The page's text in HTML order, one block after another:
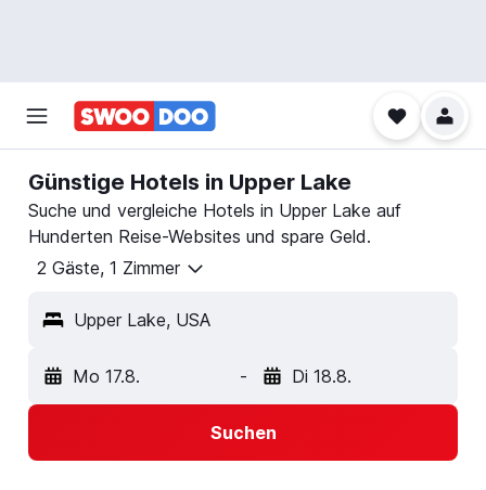
Günstige Hotels in Upper Lake
Suche und vergleiche Hotels in Upper Lake auf
Hunderten Reise-Websites und spare Geld.
2 Gäste, 1 Zimmer
Upper Lake, USA
Mo 17.8. - Di 18.8.
Suchen